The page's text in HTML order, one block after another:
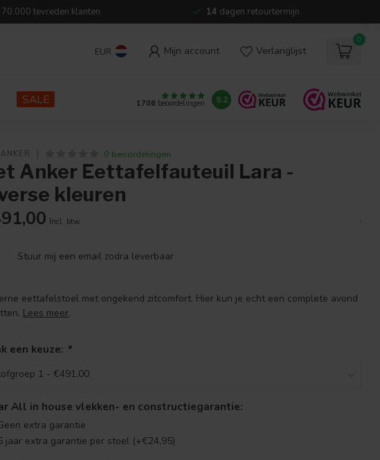
tevreden klanten 14 dagen retourtermijn
EUR Mijn account Verlanglijst
0
SALE 1706 beoordelingen 9.2
0 beoordelingen
Anker Eettafelfauteuil Lara -
kleuren
Incl. btw .
Stuur mij een email zodra leverbaar
eettafelstoel met ongekend zitcomfort. Hier kun je echt een complete avond
Lees meer.
een keuze: *
All in house vlekken- en constructiegarantie:
extra garantie
jaar extra garantie per stoel (+€24,95)